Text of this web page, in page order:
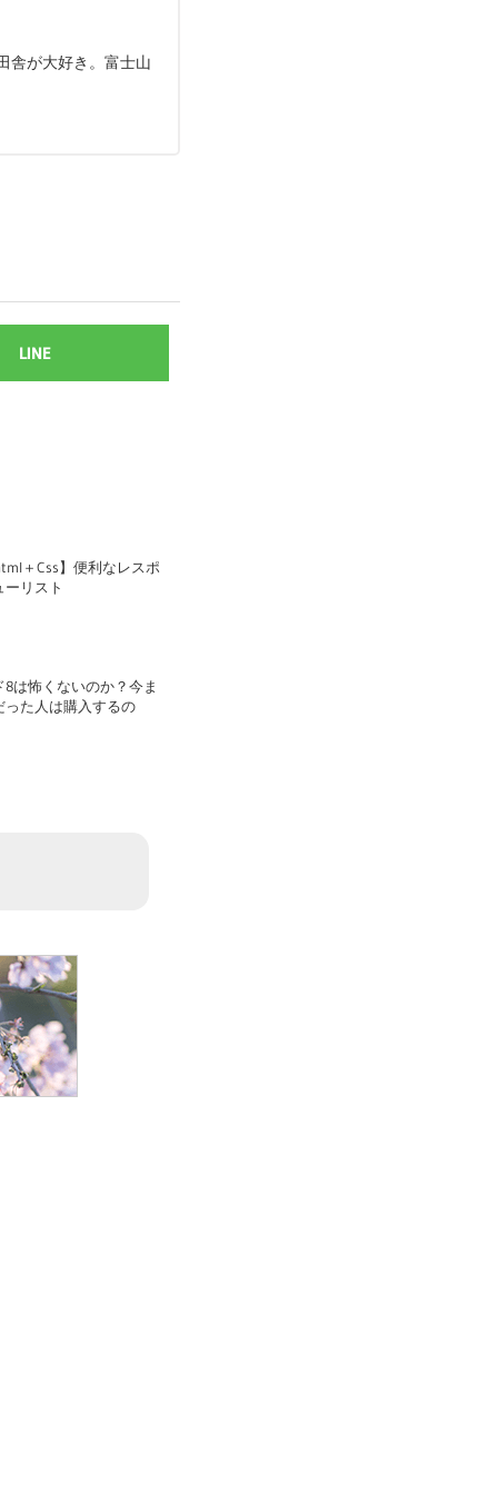
舎が大好き。富士山
LINE
＋Css】便利なレスポ
リスト
は怖くないのか？今ま
った人は購入するの